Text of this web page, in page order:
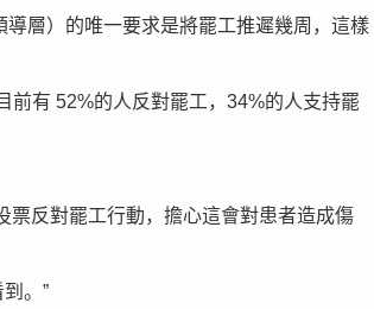
層）的唯一要求是將罷工推遲幾周，這樣
前有 52%的人反對罷工，34%的人支持罷
票反對罷工行動，擔心這會對患者造成傷
。”